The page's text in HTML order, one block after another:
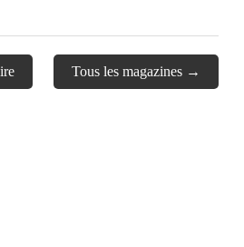
Tous les magazines →